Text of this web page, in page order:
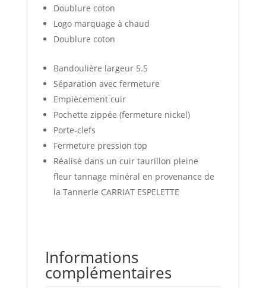
Doublure coton
Logo marquage à chaud
Doublure coton
Bandoulière largeur 5.5
Séparation avec fermeture
Empiècement cuir
Pochette zippée (fermeture nickel)
Porte-clefs
Fermeture pression top
Réalisé dans un cuir taurillon pleine
fleur tannage minéral en provenance de
la Tannerie CARRIAT ESPELETTE
Informations
complémentaires